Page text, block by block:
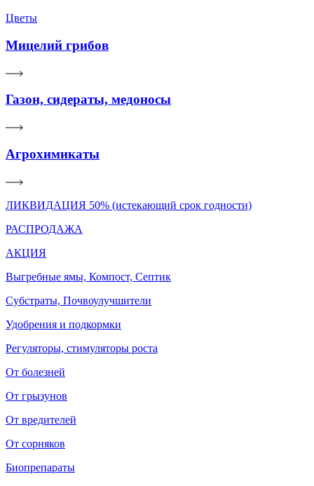
Цветы
Мицелий грибов
Газон, сидераты, медоносы
Агрохимикаты
ЛИКВИДАЦИЯ 50% (истекающий срок годности)
РАСПРОДАЖА
АКЦИЯ
Выгребные ямы, Компост, Септик
Субстраты, Почвоулучшители
Удобрения и подкормки
Регуляторы, стимуляторы роста
От болезней
От грызунов
От вредителей
От сорняков
Биопрепараты